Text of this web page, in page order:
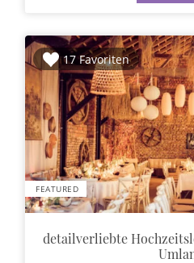
17 Favoriten
FEATURED
detailverliebte